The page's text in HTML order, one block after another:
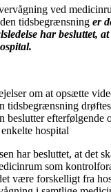
ved
tidsbegrænsning er
har besluttet,
om at opsætte
tidsbegrænsning
beslutter efterfølgende
hospital
har besluttet, at det
som
være forskelligt fra